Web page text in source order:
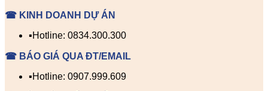
☎ KINH DOANH DỰ ÁN
▪️Hotline: 0834.300.300
☎ BÁO GIÁ QUA ĐT/EMAIL
▪️Hotline: 0907.999.609